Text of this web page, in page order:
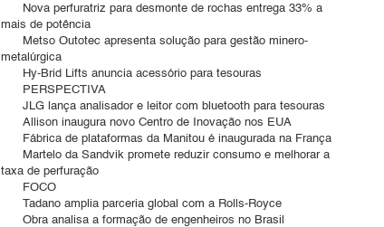
Nova perfuratriz para desmonte de rochas entrega 33% a
mais de potência
Metso Outotec apresenta solução para gestão minero-
metalúrgica
Hy-Brid Lifts anuncia acessório para tesouras
PERSPECTIVA
JLG lança analisador e leitor com bluetooth para tesouras
Allison inaugura novo Centro de Inovação nos EUA
Fábrica de plataformas da Manitou é inaugurada na França
Martelo da Sandvik promete reduzir consumo e melhorar a
taxa de perfuração
FOCO
Tadano amplia parceria global com a Rolls-Royce
Obra analisa a formação de engenheiros no Brasil